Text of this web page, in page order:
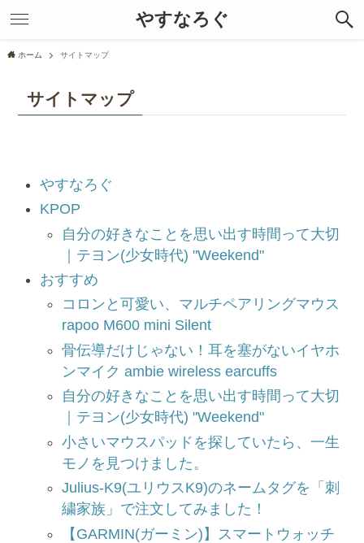
やすなろぐ
ホーム サイトマップ
サイトマップ
やすなろぐ
KPOP
自分の好きなことを思い出す時間って大切
｜テヨン(少女時代) "Weekend"
おすすめ
コロンと可愛い、マルチペアリングマウス
rapoo M600 mini Silent
骨伝導だけじゃない！耳を塞がないイヤホ
ンマイク ambie wireless earcuffs
自分の好きなことを思い出す時間って大切
｜テヨン(少女時代) "Weekend"
小さいマウスパッドを探していたら、一生
モノを見つけました。
Julius-K9(ユリウスK9)のネームタグを「刺
繍家族」で注文してみました！
【GARMIN(ガーミン)】スマートウォッチ